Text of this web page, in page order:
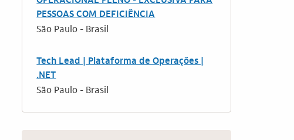
PESSOAS COM DEFICIÊNCIA
São Paulo - Brasil
Tech Lead | Plataforma de Operações |
.NET
São Paulo - Brasil